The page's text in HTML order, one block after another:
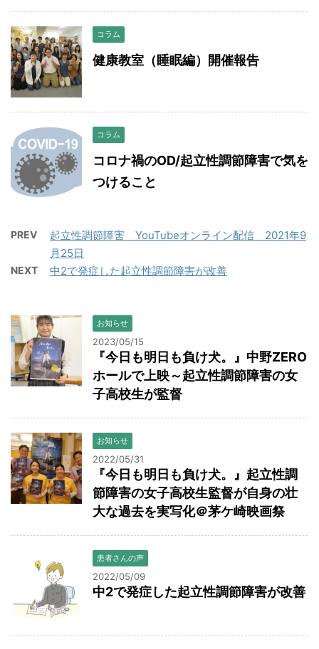
コラム
健康教室（睡眠編）開催報告
コラム
コロナ禍のOD/起立性調節障害で気を
つけること
PREV
起立性調節障害 YouTubeオンライン配信 2021年9
月25日
NEXT 中2で発症した起立性調節障害が改善
お知らせ
2023/05/15
『今日も明日も負け犬。』中野ZERO
ホールで上映～起立性調節障害の女
子高校生が監督
お知らせ
2022/05/31
『今日も明日も負け犬。』起立性調
節障害の女子高校生監督が自身の壮
大な過去を実写化＠茅ケ崎映画祭
患者さんの声
2022/05/09
中2で発症した起立性調節障害が改善